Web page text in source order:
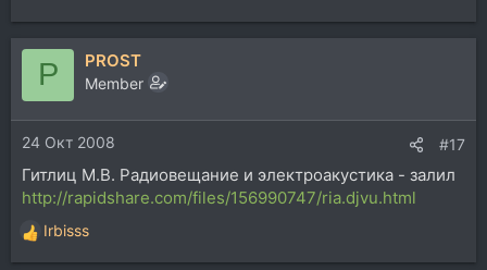
P PROST
Member
24 Окт 2008 #17
Гитлиц М.В. Радиовещание и электроакустика - залил
http://rapidshare.com/files/156990747/ria.djvu.html
Р
е
Irbisss